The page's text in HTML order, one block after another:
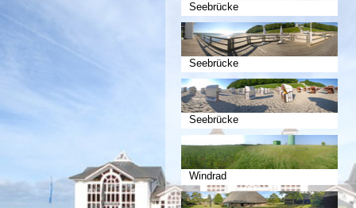
Seebrücke
Seebrücke
Seebrücke
Windrad